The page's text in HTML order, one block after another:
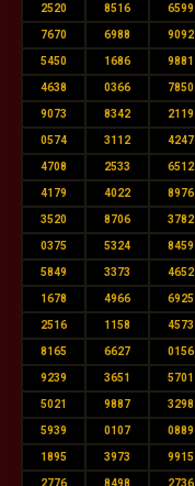
2520 8516 6599
7670 6988 9092
5450 1686 9881
4638 0366 7850
9073 8342 2119
0574 3112 4247
4708 2533 6512
4179 4022 8976
3520 8706 3782
0375 5324 8459
5849 3373 4652
1678 4966 6925
2516 1158 4573
8165 6627 0156
9239 3651 5701
5021 9887 3298
5939 0107 0889
1895 3973 9915
2776 8498 2736